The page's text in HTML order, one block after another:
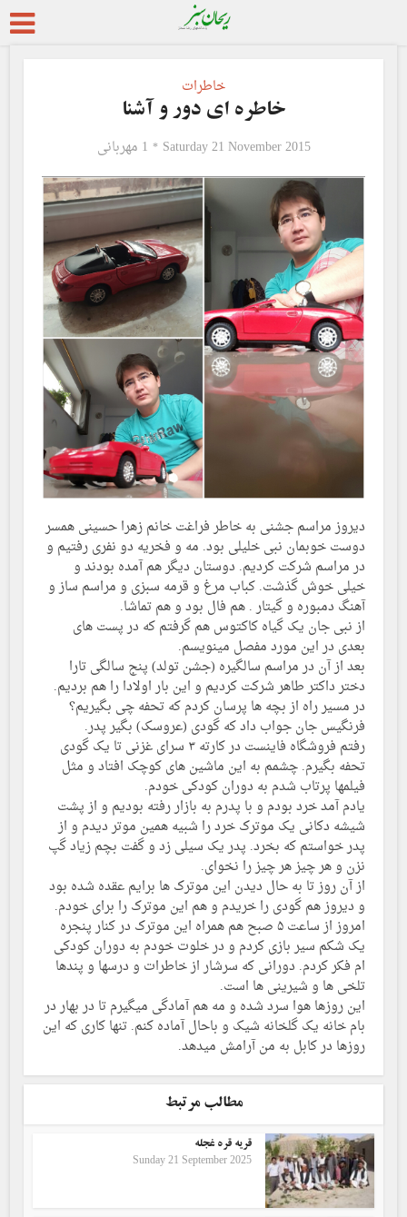
خاطرات
خاطره ای دور و آشنا
Saturday 21 November 2015 1 مهربانی
دیروز مراسم جشنی به خاطر فراغت خانم زهرا حسینی همسر
دوست خوبمان نبی خلیلی بود. مه و فخریه دو نفری رفتیم و
در مراسم شرکت کردیم. دوستان دیگر هم آمده بودند و
خیلی خوش گذشت. کباب مرغ و قرمه سبزی و مراسم ساز و
آهنگ دمبوره و گیتار . هم فال بود و هم تماشا.
از نبی جان یک گیاه کاکتوس هم گرفتم که در پست های
بعدی در این مورد مفصل مینویسم.
بعد از آن در مراسم سالگیره (جشن تولد) پنج سالگی تارا
دختر داکتر طاهر شرکت کردیم و این بار اولادا را هم بردیم.
در مسیر راه از بچه ها پرسان کردم که تحفه چی بگیریم؟
فرنگیس جان جواب داد که گودی (عروسک) بگیر پدر.
رفتم فروشگاه فاینست در کارته ۳ سرای غزنی تا یک گودی
تحفه بگیرم. چشمم به این ماشین های کوچک افتاد و مثل
فیلمها پرتاب شدم به دوران کودکی خودم.
یادم آمد خرد بودم و با پدرم به بازار رفته بودیم و از پشت
شیشه دکانی یک موترک خرد را شبیه همین موتر دیدم و از
پدر خواستم که بخرد. پدر یک سیلی زد و گفت بچم زیاد گپ
نزن و هر چیز هر چیز را نخوای.
از آن روز تا به حال دیدن این موترک ها برایم عقده شده بود
و دیروز هم گودی را خریدم و هم این موترک را برای خودم.
امروز از ساعت ۵ صبح هم همراه این موترک در کنار پنجره
یک شکم سیر بازی کردم و در خلوت خودم به دوران کودکی
ام فکر کردم. دورانی که سرشار از خاطرات و درسها و پندها
تلخی ها و شیرینی ها است.
این روزها هوا سرد شده و مه هم آمادگی میگیرم تا در بهار در
بام خانه یک گلخانه شیک و باحال آماده کنم. تنها کاری که این
روزها در کابل به من آرامش میدهد.
مطالب مرتبط
قریه قره غجله
Sunday 21 September 2025